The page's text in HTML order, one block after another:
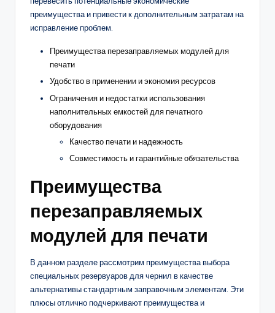
преимущества и привести к дополнительным затратам на
исправление проблем.
Преимущества перезаправляемых модулей для
печати
Удобство в применении и экономия ресурсов
Ограничения и недостатки использования
наполнительных емкостей для печатного
оборудования
Качество печати и надежность
Совместимость и гарантийные обязательства
Преимущества
перезаправляемых
модулей для печати
В данном разделе рассмотрим преимущества выбора
специальных резервуаров для чернил в качестве
альтернативы стандартным заправочным элементам. Эти
плюсы отлично подчеркивают преимущества и